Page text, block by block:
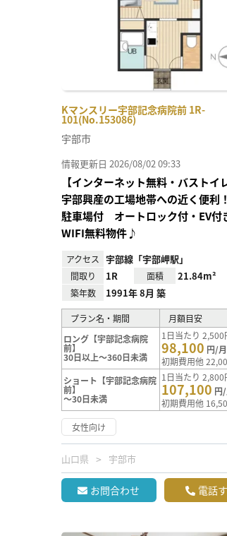
Kマンスリー宇部記念病院前 1R-
101(No.153086)
宇部市
情報更新日 2026/08/02 09:33
【インターネット無料・バストイ
宇部興産の工場地帯への近く便利
駐車場付 オートロック付・EV付
WIFI無料物件♪
アクセス 宇部線「宇部岬駅」
間取り 1R 面積 21.84m²
築年数 1991年 8月 築
プラン名・期間
月額目安
ロング【宇部記念病院
前】
30日以上～360日未満
1日当たり 2,500
98,100 円/
初期費用他
ショート【宇部記念病院
前】
～30日未満
1日当たり 2,800
107,100 円
初期費用他
女性向け
山口県 宇部市
お問合わせ 電話